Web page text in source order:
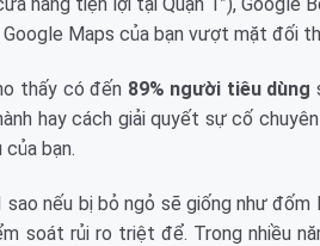
Maps của bạn vượt mặt đối
thấy có đến 89% người tiêu dùng
hay cách giải quyết sự cố
bạn.
nếu bị bỏ ngỏ sẽ giống như đốm
soát rủi ro triệt để. Trong nhiều